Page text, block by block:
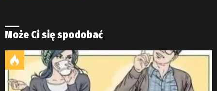
Może Ci się spodobać